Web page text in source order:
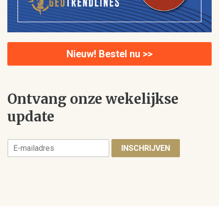
Nieuw! Bestel nu >>
Ontvang onze wekelijkse
update
INSCHRIJVEN